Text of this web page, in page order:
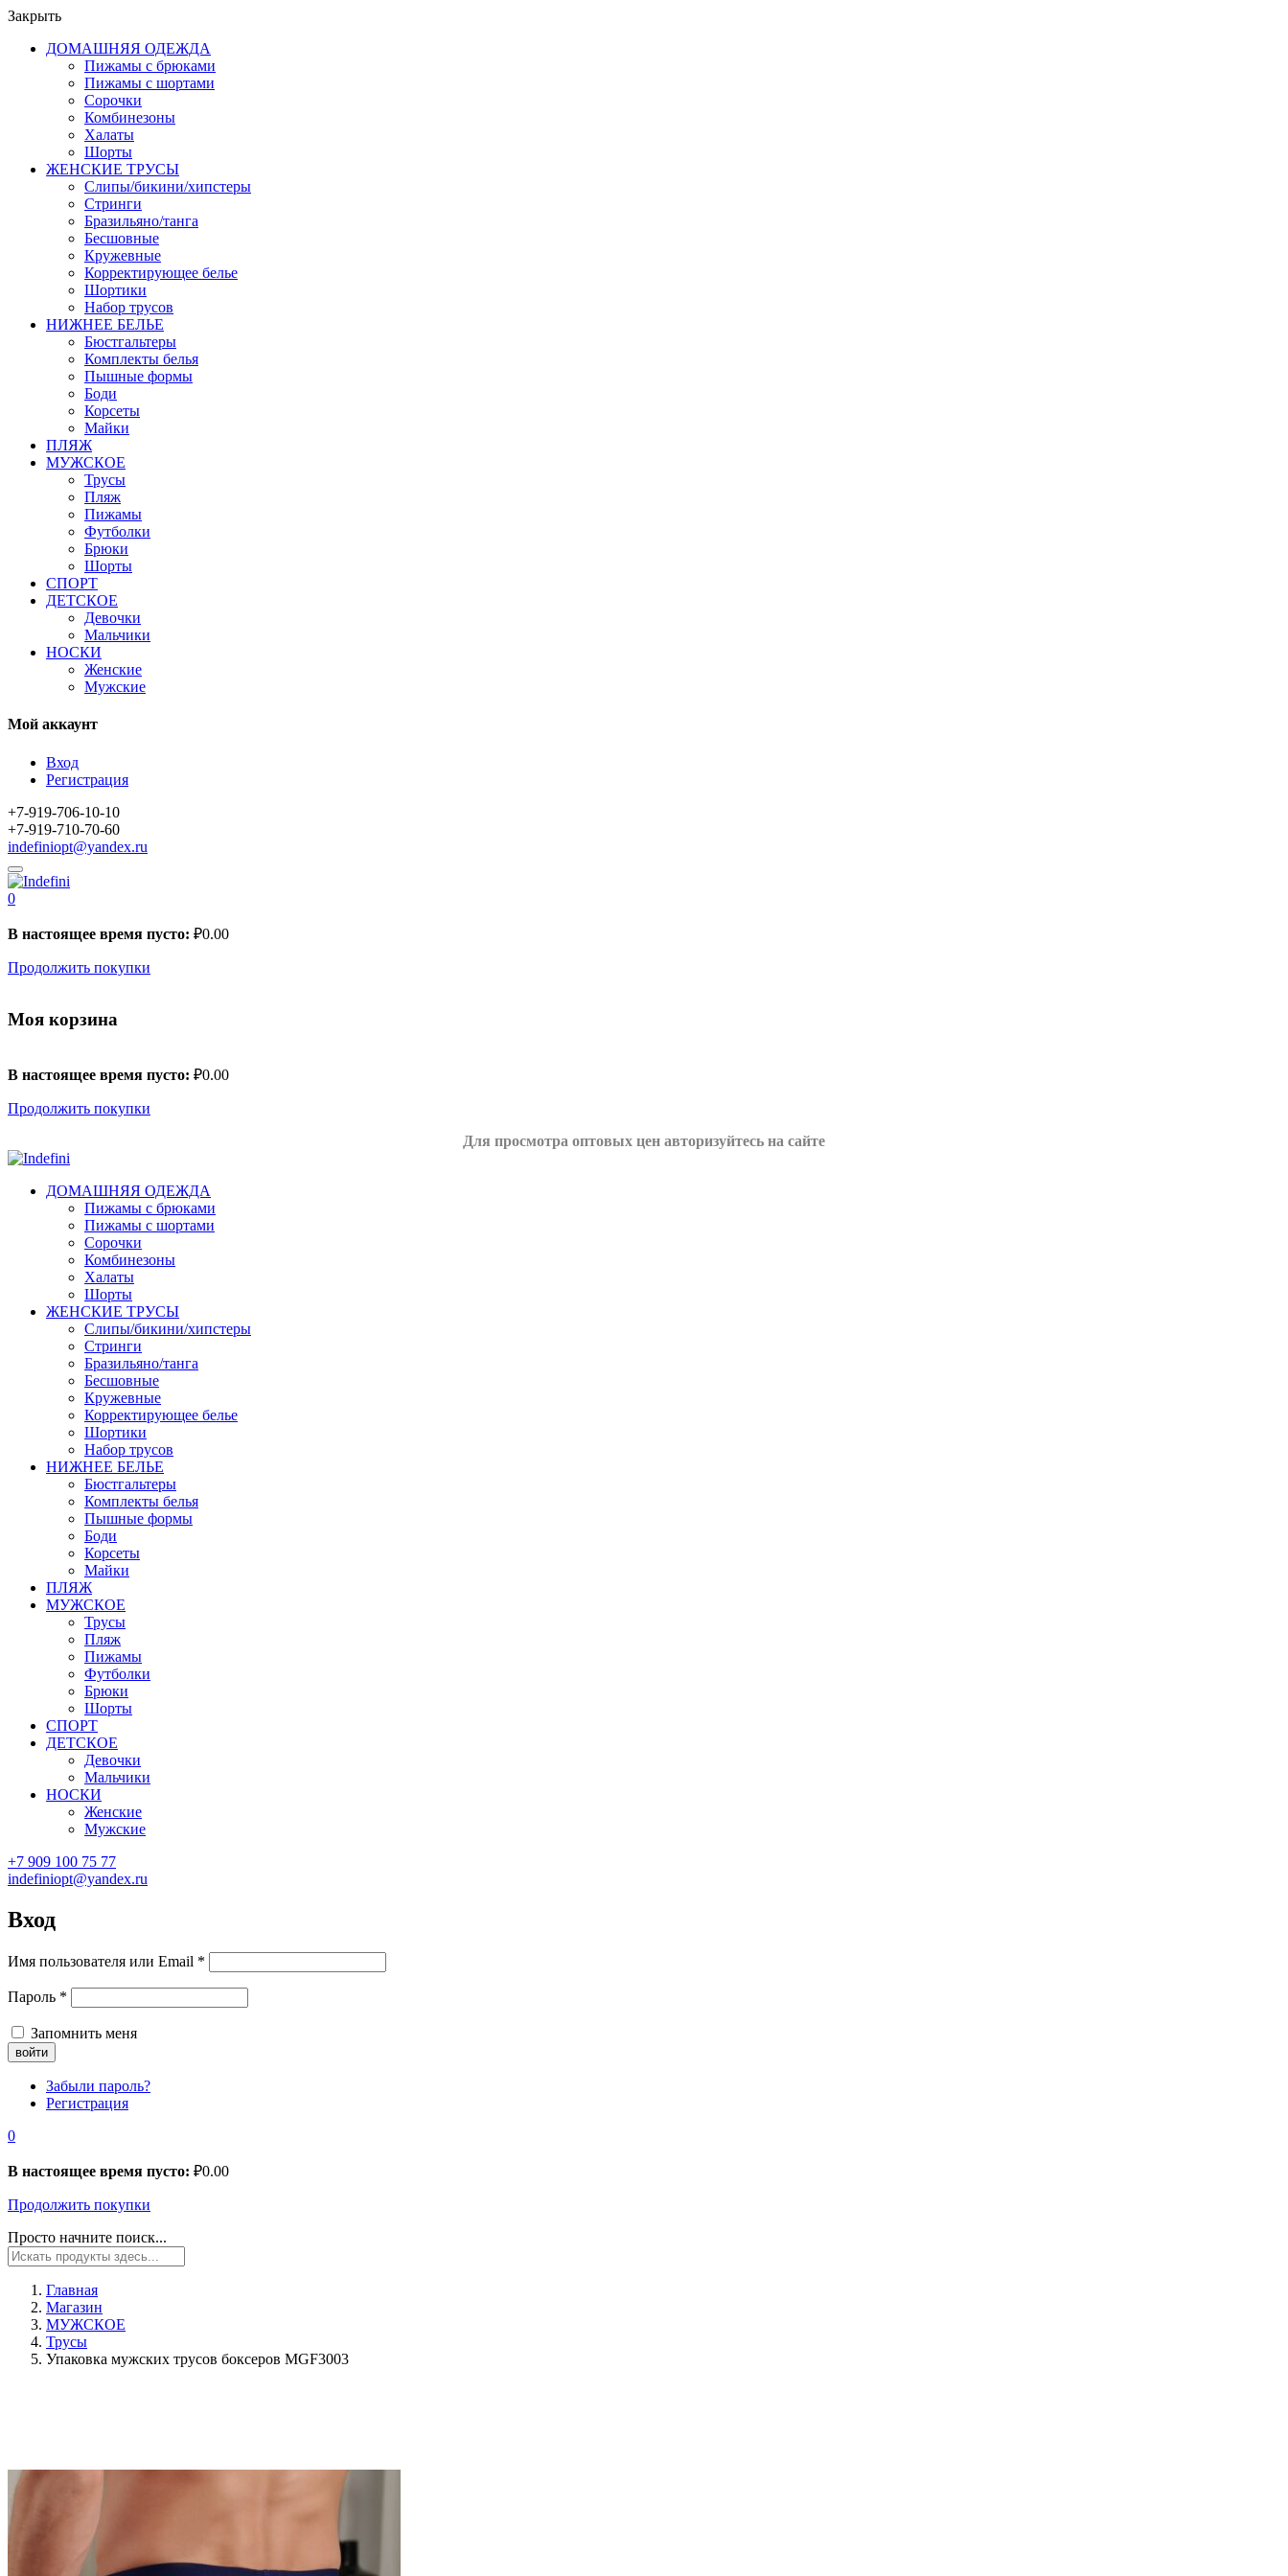
Закрыть
ДОМАШНЯЯ ОДЕЖДА
Пижамы с брюками
Пижамы с шортами
Сорочки
Комбинезоны
Халаты
Шорты
ЖЕНСКИЕ ТРУСЫ
Слипы/бикини/хипстеры
Стринги
Бразильяно/танга
Бесшовные
Кружевные
Корректирующее белье
Шортики
Набор трусов
НИЖНЕЕ БЕЛЬЕ
Бюстгальтеры
Комплекты белья
Пышные формы
Боди
Корсеты
Майки
ПЛЯЖ
МУЖСКОЕ
Трусы
Пляж
Пижамы
Футболки
Брюки
Шорты
СПОРТ
ДЕТСКОЕ
Девочки
Мальчики
НОСКИ
Женские
Мужские
Мой аккаунт
Вход
Регистрация
+7-919-706-10-10
+7-919-710-70-60
indefiniopt@yandex.ru
0
В настоящее время пусто: ₽0.00
Продолжить покупки
Моя корзина
В настоящее время пусто: ₽0.00
Продолжить покупки
Для просмотра оптовых цен авторизуйтесь на сайте
ДОМАШНЯЯ ОДЕЖДА
Пижамы с брюками
Пижамы с шортами
Сорочки
Комбинезоны
Халаты
Шорты
ЖЕНСКИЕ ТРУСЫ
Слипы/бикини/хипстеры
Стринги
Бразильяно/танга
Бесшовные
Кружевные
Корректирующее белье
Шортики
Набор трусов
НИЖНЕЕ БЕЛЬЕ
Бюстгальтеры
Комплекты белья
Пышные формы
Боди
Корсеты
Майки
ПЛЯЖ
МУЖСКОЕ
Трусы
Пляж
Пижамы
Футболки
Брюки
Шорты
СПОРТ
ДЕТСКОЕ
Девочки
Мальчики
НОСКИ
Женские
Мужские
+7 909 100 75 77
indefiniopt@yandex.ru
Вход
Имя пользователя или Email *
Пароль *
Запомнить меня
Забыли пароль?
Регистрация
0
В настоящее время пусто: ₽0.00
Продолжить покупки
Просто начните поиск...
Главная
Магазин
МУЖСКОЕ
Трусы
Упаковка мужских трусов боксеров MGF3003